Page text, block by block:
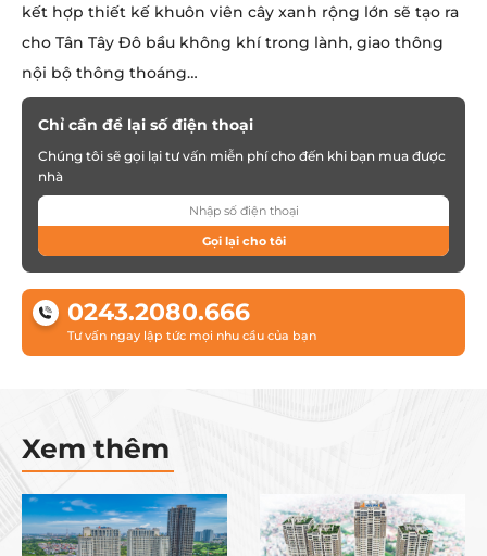
kết hợp thiết kế khuôn viên cây xanh rộng lớn sẽ tạo ra
cho Tân Tây Đô bầu không khí trong lành, giao thông
nội bộ thông thoáng…
Chỉ cần để lại số điện thoại
Chúng tôi sẽ gọi lại tư vấn miễn phí cho đến khi bạn mua được
nhà
Gọi lại cho tôi
0243.2080.666
Tư vấn ngay lập tức mọi nhu cầu của bạn
Xem thêm